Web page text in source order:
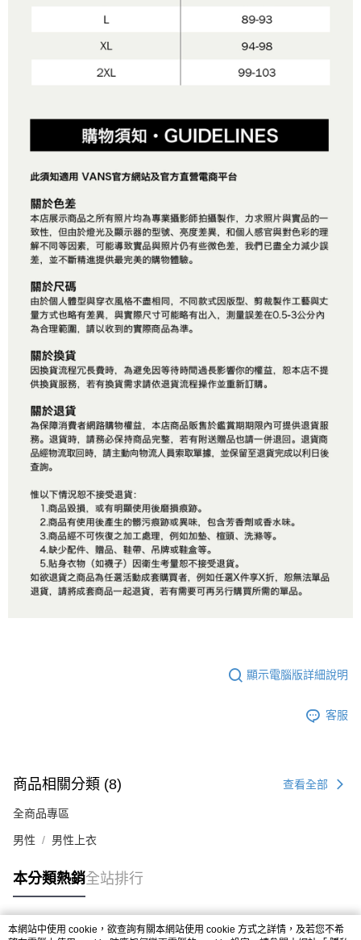
顯示電腦版詳細說明
客服
商品相關分類 (8) 查看全部
全商品專區
男性 男性上衣
本分類熱銷全站排行
本網站中使用 cookie，欲查詢有關本網站使用 cookie 方式之詳情，及若您不希